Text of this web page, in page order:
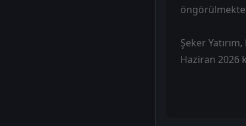
Şeker
Haziran 2026